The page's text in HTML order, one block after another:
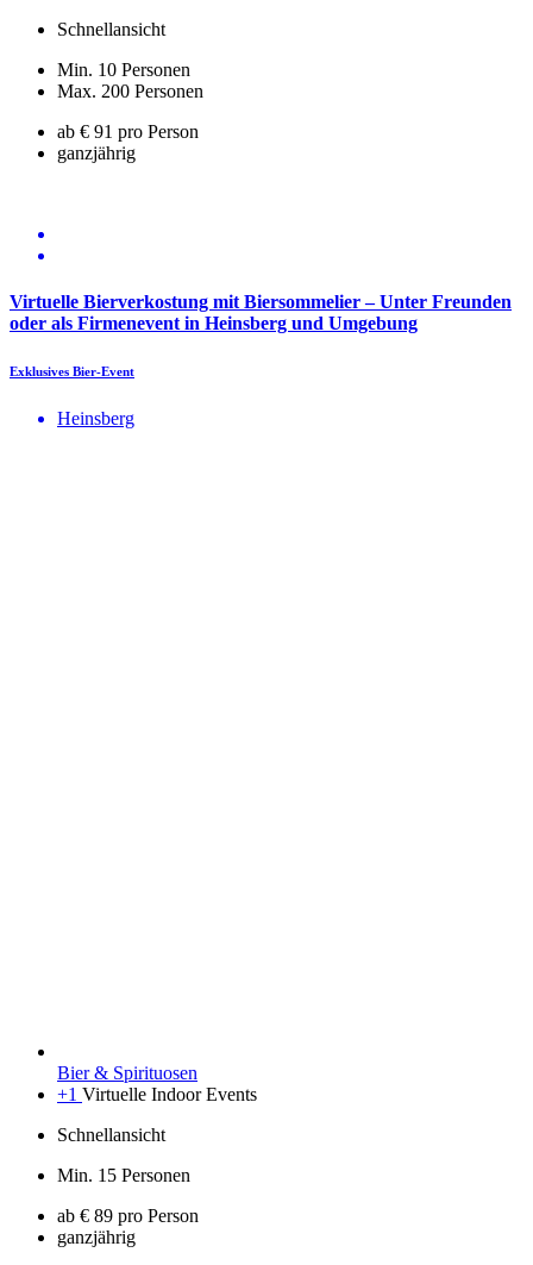
Schnellansicht
Min. 10 Personen
Max. 200 Personen
ab € 91 pro Person
ganzjährig
Virtuelle Bierverkostung mit Biersommelier – Unter Freunden
oder als Firmenevent in Heinsberg und Umgebung
Exklusives Bier-Event
Heinsberg
Bier & Spirituosen
+1 Virtuelle Indoor Events
Schnellansicht
Min. 15 Personen
ab € 89 pro Person
ganzjährig